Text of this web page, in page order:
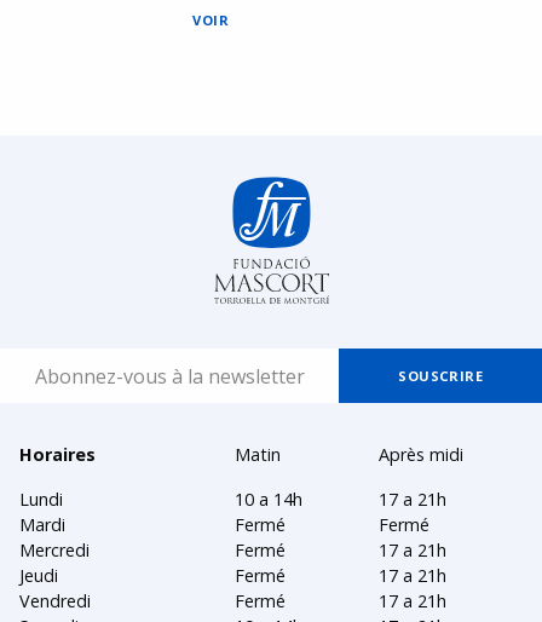
VOIR
Horaires Matin
Après midi
Lundi
10 a 14h
17 a 21h
Mardi
Fermé
Fermé
Mercredi
Fermé
17 a 21h
Jeudi
Fermé
17 a 21h
Vendredi
Fermé
17 a 21h